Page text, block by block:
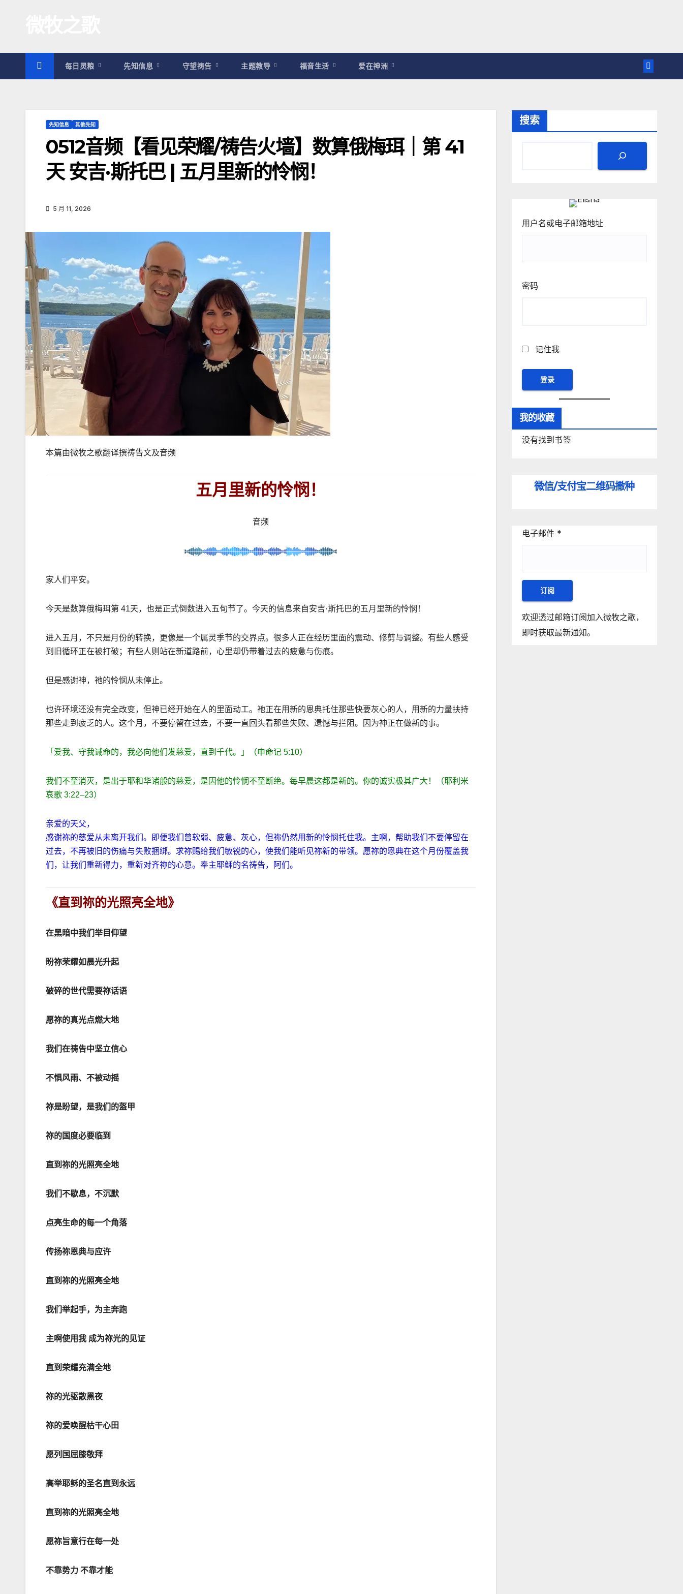
容
每日灵粮 先知信息 守望祷告 主题教导 福音生活 爱在神洲
先知信息 其他先知
0512音频【看见荣耀/祷告火墙】数算俄梅珥｜第 41
天 安吉·斯托巴 | 五月里新的怜悯！
5 月 11, 2026
本篇由微牧之歌翻译撰祷告文及音频
五月里新的怜悯！
音频
家人们平安。
今天是数算俄梅珥第 41天，也是正式倒数进入五旬节了。今天的信息来自安吉·斯托巴的五月里新的怜悯！
进入五月，不只是月份的转换，更像是一个属灵季节的交界点。很多人正在经历里面的震动、修剪与调整。有些人感受
到旧循环正在被打破；有些人则站在新道路前，心里却仍带着过去的疲惫与伤痕。
但是感谢神，祂的怜悯从未停止。
也许环境还没有完全改变，但神已经开始在人的里面动工。祂正在用新的恩典托住那些快要灰心的人，用新的力量扶持
那些走到疲乏的人。这个月，不要停留在过去，不要一直回头看那些失败、遗憾与拦阻。因为神正在做新的事。
「爱我、守我诫命的，我必向他们发慈爱，直到千代。」（申命记 5:10）
我们不至消灭，是出于耶和华诸般的慈爱，是因他的怜悯不至断绝。每早晨这都是新的。你的诚实极其广大！（耶利米
哀歌 3:22–23）
亲爱的天父，
感谢祢的慈爱从未离开我们。即便我们曾软弱、疲惫、灰心，但祢仍然用新的怜悯托住我。 主啊，帮助我们不要停留在
过去，不再被旧的伤痛与失败捆绑。求祢赐给我们敏锐的心，使我们能听见祢新的带领。愿祢的恩典在这个月份覆盖我
们，让我们重新得力，重新对齐祢的心意。奉主耶稣的名祷告，阿们。
《直到祢的光照亮全地》
在黑暗中我们举目仰望
盼祢荣耀如晨光升起
破碎的世代需要祢话语
愿祢的真光点燃大地
我们在祷告中坚立信心
不惧风雨、不被动摇
祢是盼望，是我们的盔甲
祢的国度必要临到
直到祢的光照亮全地
我们不歇息，不沉默
点亮生命的每一个角落
传扬祢恩典与应许
直到祢的光照亮全地
我们举起手，为主奔跑
主啊使用我 成为祢光的见证
直到荣耀充满全地
祢的光驱散黑夜
祢的爱唤醒枯干心田
愿列国屈膝敬拜
高举耶稣的圣名直到永远
直到祢的光照亮全地
愿祢旨意行在每一处
不靠势力 不靠才能
搜索
用户名或电子邮箱地址
密码
记住我
我的收藏
没有找到书签
微信/支付宝二维码撒种
电子邮件 *
订阅
欢迎透过邮箱订阅加入微牧之歌，
即时获取最新通知。